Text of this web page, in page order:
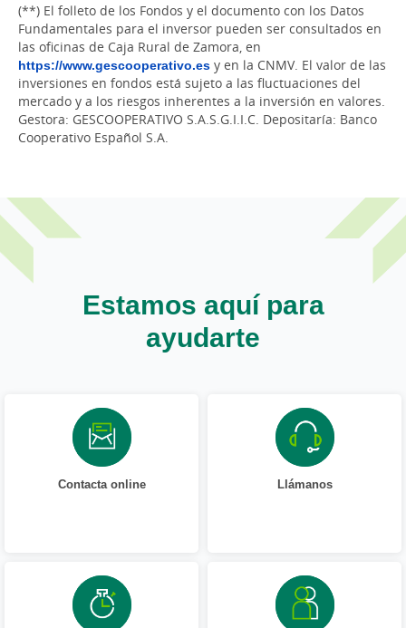
(**) El folleto de los Fondos y el documento con los Datos
Fundamentales para el inversor pueden ser consultados en
las oficinas de Caja Rural de Zamora, en
https://www.gescooperativo.es y en la CNMV. El valor de las
inversiones en fondos está sujeto a las fluctuaciones del
mercado y a los riesgos inherentes a la inversión en valores.
Gestora: GESCOOPERATIVO S.A.S.G.I.I.C. Depositaría: Banco
Cooperativo Español S.A.
Estamos aquí para
ayudarte
Contacta online Llámanos